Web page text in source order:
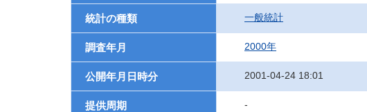
統計の種類 一般統計
調査年月 2000年
公開年月日時分 2001-04-24 18:01
提供周期 -